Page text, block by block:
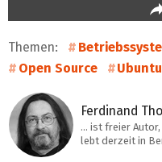
Themen:
Open Source
Ubuntu
Ferdinand
… ist freier
lebt derzeit in